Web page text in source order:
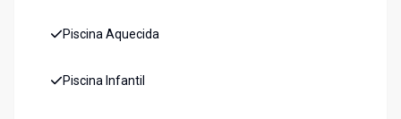
Piscina Aquecida
Piscina Infantil